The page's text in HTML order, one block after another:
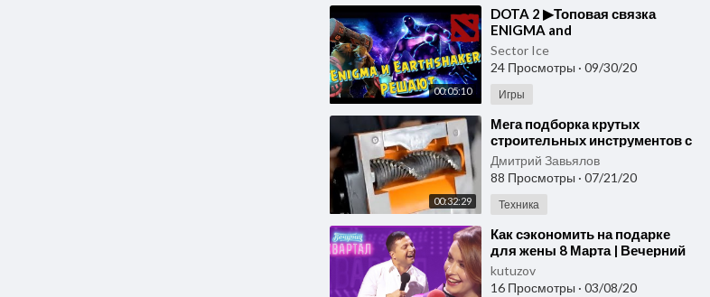
00:05:10
⁣DOTA 2 ▶Топовая связка
ENIGMA and
EARTHSKAKER▶Лучшее со
стримов ▶выпуск#13
Sector Ice
24 Просмотры · 09/30/20
Игры
00:32:29
⁣Мега подборка крутых
строительных инструментов с
Aliexpress, лучшее с
Алиэкспресс 2020
Дмитрий Завьялов
88 Просмотры · 07/21/20
Техника
⁣Как сэкономить на подарке
для жены 8 Марта | Вечерний
Квартал
kutuzov
16 Просмотры · 03/08/20